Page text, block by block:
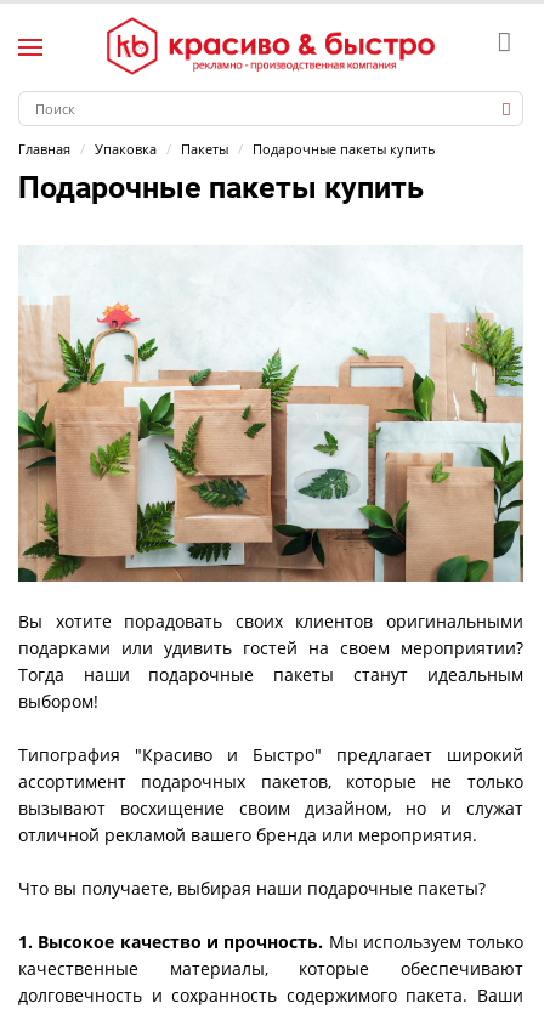
Главная Упаковка Пакеты Подарочные пакеты купить
Подарочные пакеты купить
Вы хотите порадовать своих клиентов оригинальными
подарками или удивить гостей на своем мероприятии?
Тогда наши подарочные пакеты станут идеальным
выбором!
Типография "Красиво и Быстро" предлагает широкий
ассортимент подарочных пакетов, которые не только
вызывают восхищение своим дизайном, но и служат
отличной рекламой вашего бренда или мероприятия.
Что вы получаете, выбирая наши подарочные пакеты?
1. Высокое качество и прочность. Мы используем только
качественные материалы, которые обеспечивают
долговечность и сохранность содержимого пакета. Ваши